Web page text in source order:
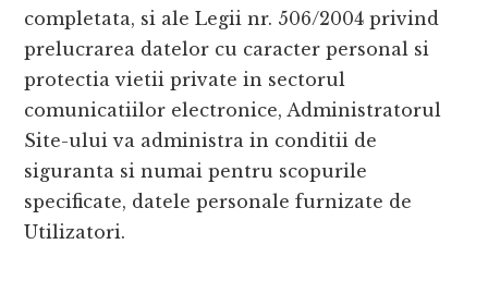
completata, si ale Legii nr. 506/2004 privind
prelucrarea datelor cu caracter personal si
protectia vietii private in sectorul
comunicatiilor electronice, Administratorul
Site-ului va administra in conditii de
siguranta si numai pentru scopurile
specificate, datele personale furnizate de
Utilizatori.